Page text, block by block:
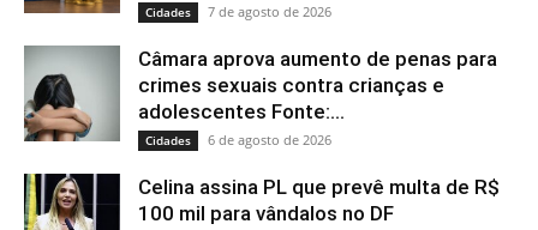
Cidades 7 de agosto de 2026
Câmara aprova aumento de penas para
crimes sexuais contra crianças e
adolescentes Fonte:...
Cidades 6 de agosto de 2026
Celina assina PL que prevê multa de R$
100 mil para vândalos no DF